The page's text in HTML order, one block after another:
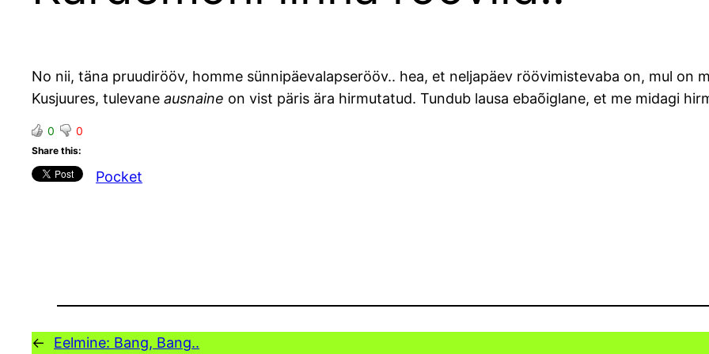
No nii, täna pruudirööv, homme sünnipäevalapserööv.. hea, et neljapäev röövimistevaba on, mul on
Kusjuures, tulevane ausnaine on vist päris ära hirmutatud. Tundub lausa ebaõiglane, et me midagi
0 0
Share this:
Pocket
← Eelmine: Bang, Bang..